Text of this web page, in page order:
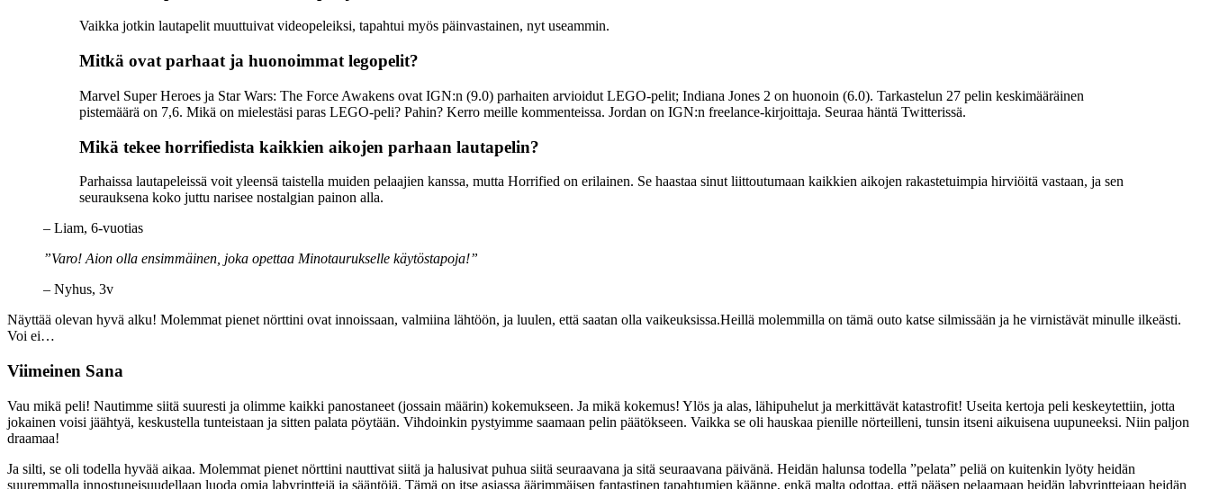
Vaikka jotkin lautapelit muuttuivat videopeleiksi, tapahtui myös päinvastainen, nyt useammin.
Mitkä ovat parhaat ja huonoimmat legopelit?
Marvel Super Heroes ja Star Wars: The Force Awakens ovat IGN:n (9.0) parhaiten arvioidut LEGO-pelit; Indiana Jones 2 on huonoin (6.0). Tarkastelun 27 pelin keskimääräinen
pistemäärä on 7,6. Mikä on mielestäsi paras LEGO-peli? Pahin? Kerro meille kommenteissa. Jordan on IGN:n freelance-kirjoittaja. Seuraa häntä Twitterissä.
Mikä tekee horrifiedista kaikkien aikojen parhaan lautapelin?
Parhaissa lautapeleissä voit yleensä taistella muiden pelaajien kanssa, mutta Horrified on erilainen. Se haastaa sinut liittoutumaan kaikkien aikojen rakastetuimpia hirviöitä vastaan, ja sen
seurauksena koko juttu narisee nostalgian painon alla.
– Liam, 6-vuotias
”Varo! Aion olla ensimmäinen, joka opettaa Minotaurukselle käytöstapoja!”
– Nyhus, 3v
Näyttää olevan hyvä alku! Molemmat pienet nörttini ovat innoissaan, valmiina lähtöön, ja luulen, että saatan olla vaikeuksissa.Heillä molemmilla on tämä outo katse silmissään ja he virnistävät minulle ilkeästi.
Voi ei…
Viimeinen Sana
Vau mikä peli! Nautimme siitä suuresti ja olimme kaikki panostaneet (jossain määrin) kokemukseen. Ja mikä kokemus! Ylös ja alas, lähipuhelut ja merkittävät katastrofit! Useita kertoja peli keskeytettiin, jotta
jokainen voisi jäähtyä, keskustella tunteistaan ​​ja sitten palata pöytään. Vihdoinkin pystyimme saamaan pelin päätökseen. Vaikka se oli hauskaa pienille nörteilleni, tunsin itseni aikuisena uupuneeksi. Niin paljon
draamaa!
Ja silti, se oli todella hyvää aikaa. Molemmat pienet nörttini nauttivat siitä ja halusivat puhua siitä seuraavana ja sitä seuraavana päivänä. Heidän halunsa todella ”pelata” peliä on kuitenkin lyöty heidän
suuremmalla innostuneisuudellaan luoda omia labyrinttejä ja sääntöjä. Tämä on itse asiassa äärimmäisen fantastinen tapahtumien käänne, enkä malta odottaa, että pääsen pelaamaan heidän labyrinttejaan heidän